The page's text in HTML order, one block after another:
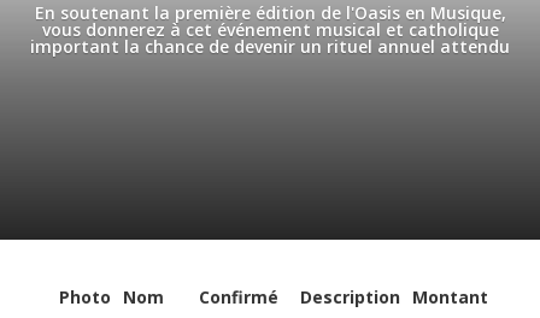
En soutenant la première édition de l'Oasis en Musique,
vous donnerez à cet événement musical et catholique
important la chance de devenir un rituel annuel attendu
Photo Nom Confirmé Description Montant